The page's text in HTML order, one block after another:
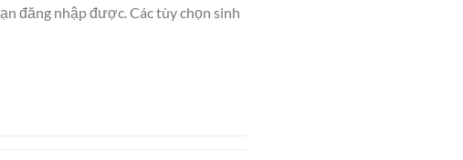
đăng nhập được. Các tùy chọn sinh